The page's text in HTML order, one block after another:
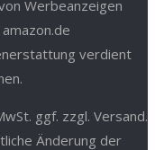
Werbeanzeigen
verdient
ggf. zzgl. Versand.
Änderung der